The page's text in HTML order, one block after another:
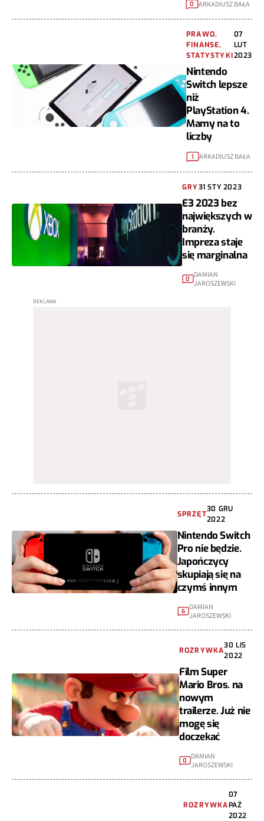
0 ARKADIUSZ BAŁA
PRAWO,
FINANSE,
STATYSTYKI
07
LUT
2023
Nintendo
Switch lepsze
niż
PlayStation 4.
Mamy na to
liczby
1 ARKADIUSZ BAŁA
GRY31 STY 2023
E3 2023 bez
największych w
branży.
Impreza staje
się marginalna
0
DAMIAN
JAROSZEWSKI
SPRZĘT
30 GRU
2022
Nintendo Switch
Pro nie będzie.
Japończycy
skupiają się na
czymś innym
6
DAMIAN
JAROSZEWSKI
ROZRYWKA
30 LIS
2022
Film Super
Mario Bros. na
nowym
trailerze. Już nie
mogę się
doczekać
0
DAMIAN
JAROSZEWSKI
ROZRYWKA
07
PAŹ
2022